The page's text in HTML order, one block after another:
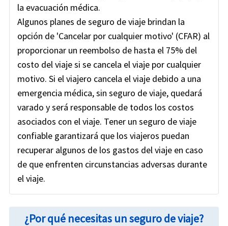
la evacuación médica.
Algunos planes de seguro de viaje brindan la
opción de 'Cancelar por cualquier motivo' (CFAR) al
proporcionar un reembolso de hasta el 75% del
costo del viaje si se cancela el viaje por cualquier
motivo. Si el viajero cancela el viaje debido a una
emergencia médica, sin seguro de viaje, quedará
varado y será responsable de todos los costos
asociados con el viaje. Tener un seguro de viaje
confiable garantizará que los viajeros puedan
recuperar algunos de los gastos del viaje en caso
de que enfrenten circunstancias adversas durante
el viaje.
¿Por qué necesitas un seguro de viaje?